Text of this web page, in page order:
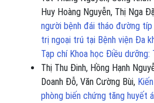
Huy Hoàng Nguyễn, Thị Nga
người bệnh đái tháo đường
trị ngoại trú tại Bệnh viện Đa
Tạp chí Khoa học Điều dưỡng:
Thị Thu Đinh, Hồng Hạnh
Doanh Đỗ, Văn Cường Bùi,
phòng biến chứng tăng huyết